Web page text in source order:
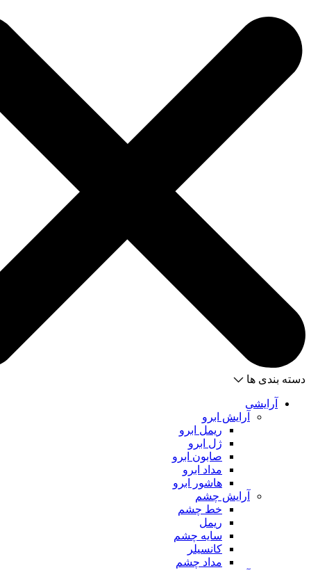
دسته بندی ها
آرایشی
آرایش ابرو
ریمل ابرو
ژل ابرو
صابون ابرو
مداد ابرو
هاشور ابرو
آرایش چشم
خط چشم
ریمل
سایه چشم
کانسیلر
مداد چشم